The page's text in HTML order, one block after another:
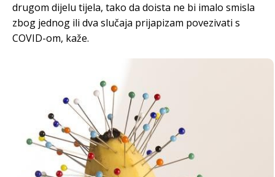
drugom dijelu tijela, tako da doista ne bi imalo smisla
zbog jednog ili dva slučaja prijapizam povezivati s
COVID-om, kaže.